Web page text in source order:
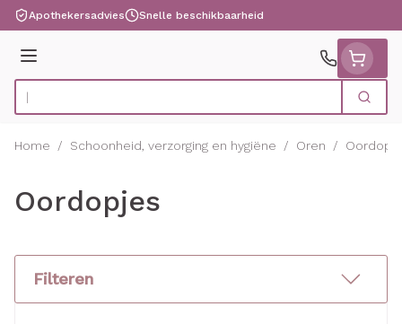
Ga naar de inhoud
Apothekersadvies Snelle beschikbaarheid
Menu
Product, merk, categorie... Zoek
Home / Schoonheid, verzorging en hygiëne / Oren /
Oordopjes
Filteren